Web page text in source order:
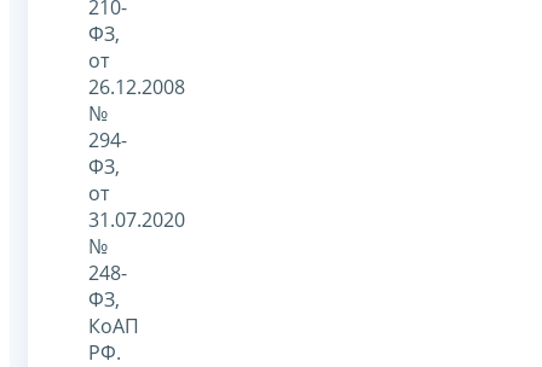
210-
ФЗ,
от
26.12.2008
№
294-
ФЗ,
от
31.07.2020
№
248-
ФЗ,
КоАП
РФ.